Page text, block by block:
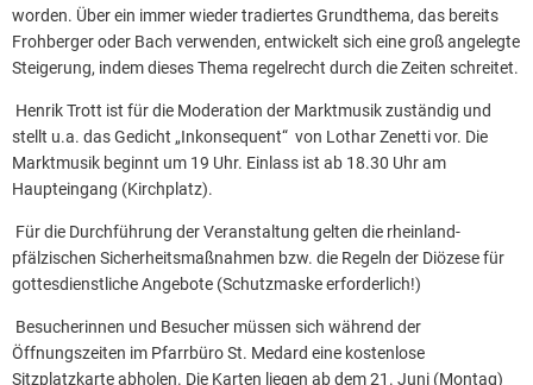
worden. Über ein immer wieder tradiertes Grundthema, das bereits
Frohberger oder Bach verwenden, entwickelt sich eine groß angelegte
Steigerung, indem dieses Thema regelrecht durch die Zeiten schreitet.
Henrik Trott ist für die Moderation der Marktmusik zuständig und
stellt u.a. das Gedicht „Inkonsequent“ von Lothar Zenetti vor. Die
Marktmusik beginnt um 19 Uhr. Einlass ist ab 18.30 Uhr am
Haupteingang (Kirchplatz).
Für die Durchführung der Veranstaltung gelten die rheinland-
pfälzischen Sicherheitsmaßnahmen bzw. die Regeln der Diözese für
gottesdienstliche Angebote (Schutzmaske erforderlich!)
Besucherinnen und Besucher müssen sich während der
Öffnungszeiten im Pfarrbüro St. Medard eine kostenlose
Sitzplatzkarte abholen. Die Karten liegen ab dem 21. Juni (Montag)